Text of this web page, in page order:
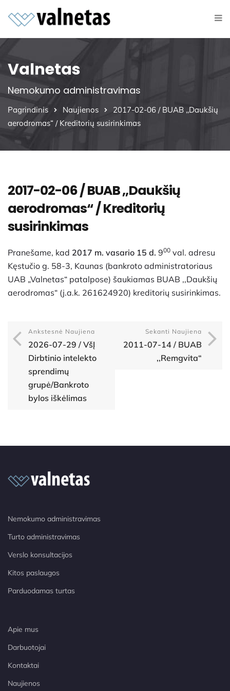
Valnetas
Nemokumo administravimas
Pagrindinis Naujienos
2017-02-06 / BUAB ,,Daukšių
aerodromas“ / Kreditorių susirinkimas
2017-02-06 / BUAB ,,Daukšių
aerodromas“ / Kreditorių
susirinkimas
Pranešame, kad 2017 m. vasario 15 d. 900 val. adresu
Kęstučio g. 58-3, Kaunas (bankroto administratoriaus
UAB „Valnetas“ patalpose) šaukiamas BUAB ,,Daukšių
aerodromas“ (j.a.k. 261624920) kreditorių susirinkimas.
Ankstesnė Naujiena
2026-07-29 / VšĮ
Dirbtinio intelekto
sprendimų
grupė/Bankroto
bylos iškėlimas
Sekanti Naujiena
2011-07-14 / BUAB
,,Remgvita“
Nemokumo administravimas
Turto administravimas
Verslo konsultacijos
Kitos paslaugos
Parduodamas turtas
Apie mus
Darbuotojai
Kontaktai
Naujienos